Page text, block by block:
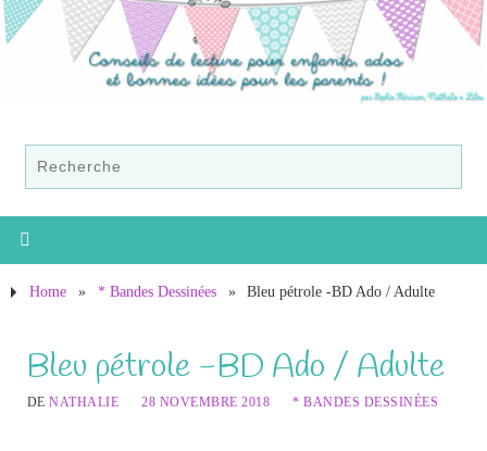
Home » * Bandes Dessinées » Bleu pétrole -BD Ado / Adulte
Bleu pétrole -BD Ado / Adulte
DENATHALIE 28 NOVEMBRE 2018 * BANDES DESSINÉES